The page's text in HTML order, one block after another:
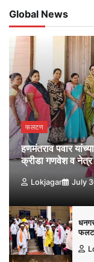
Global News
फलटण
हणमंतराव पवार
क्रीडा गणवेश व नेत्र
Lokjagar July